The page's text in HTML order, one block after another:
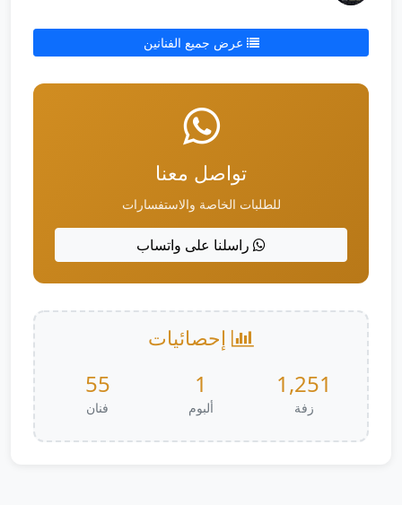
عرض جميع الفنانين
تواصل معنا
للطلبات الخاصة والاستفسارات
راسلنا على واتساب
إحصائيات
1,251
زفة
1
ألبوم
55
فنان